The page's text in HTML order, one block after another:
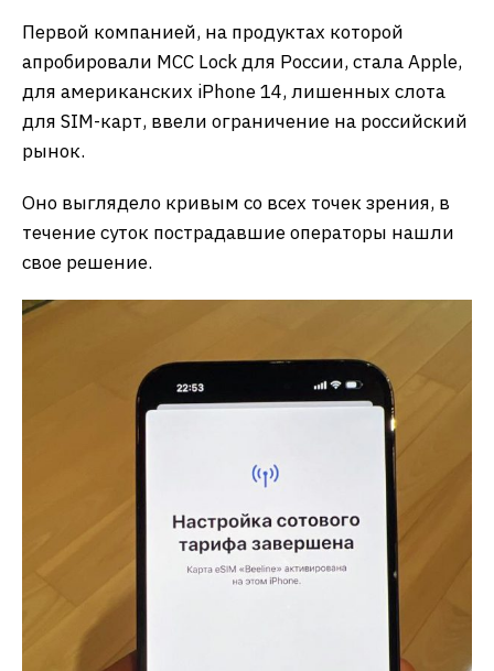
Первой компанией, на продуктах которой
апробировали MCC Lock для России, стала Apple,
для американских iPhone 14, лишенных слота
для SIM-карт, ввели ограничение на российский
рынок.
Оно выглядело кривым со всех точек зрения, в
течение суток пострадавшие операторы нашли
свое решение.